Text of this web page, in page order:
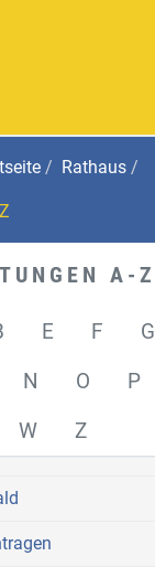
Rathaus
A-Z
E F G
N O P
W Z